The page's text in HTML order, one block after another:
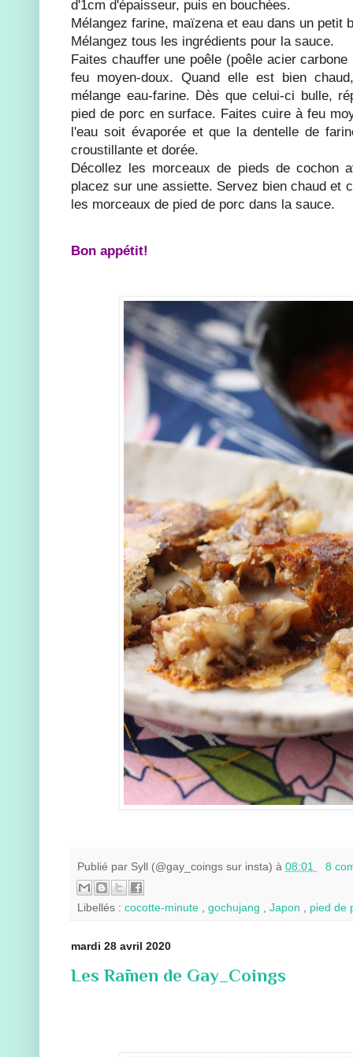
d'1cm d'épaisseur, puis en bouchées.
Mélangez farine, maïzena et eau dans un petit
Mélangez tous les ingrédients pour la sauce.
Faites chauffer une poêle (poêle acier
feu moyen-doux. Quand elle est bien
mélange eau-farine. Dès que celui-ci bulle,
pied de porc en surface. Faites cuire à feu
l'eau soit évaporée et que la dentelle de
croustillante et dorée.
Décollez les morceaux de pieds de cochon
placez sur une assiette. Servez bien chaud et
les morceaux de pied de porc dans la sauce.
Bon appétit!
Publié par Syll (@gay_coings sur insta) à 08:01 8
Libellés : cocotte-minute gochujang Japon pied de
mardi 28 avril 2020
Les Rāmen de Gay_Coings